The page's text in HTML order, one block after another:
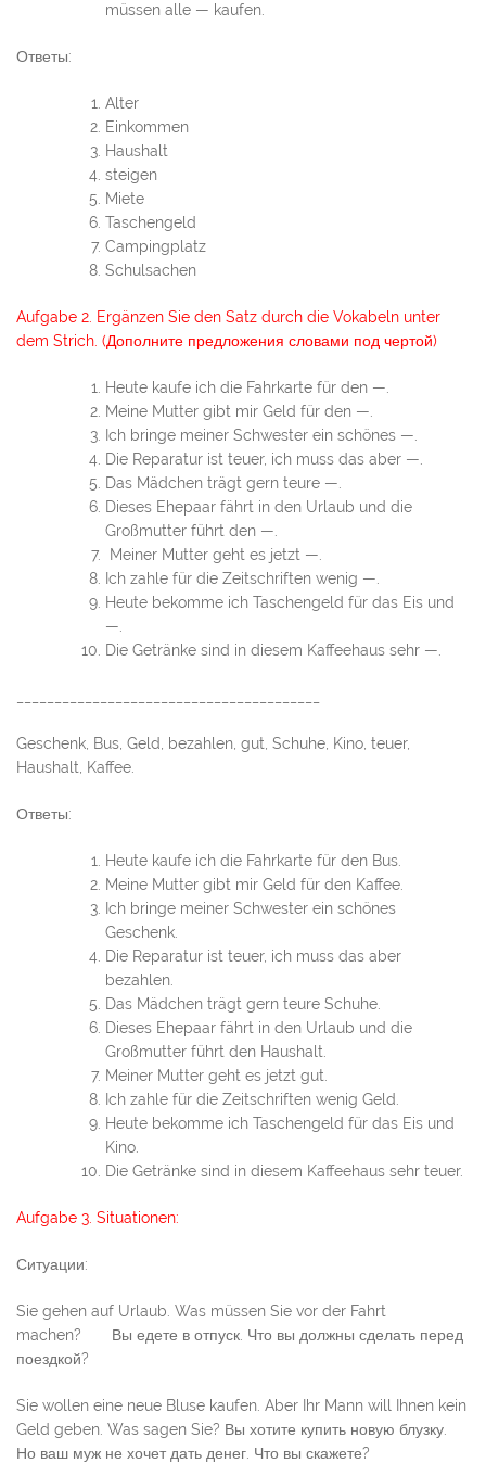
müssen alle — kaufen.
Ответы:
Alter
Einkommen
Haushalt
steigen
Miete
Taschengeld
Campingplatz
Schulsachen
Aufgabe 2. Ergänzen Sie den Satz durch die Vokabeln unter
dem Strich. (Дополните предложения словами под чертой)
Heute kaufe ich die Fahrkarte für den —.
Meine Mutter gibt mir Geld für den —.
Ich bringe meiner Schwester ein schönes —.
Die Reparatur ist teuer, ich muss das aber —.
Das Mädchen trägt gern teure —.
Dieses Ehepaar fährt in den Urlaub und die
Großmutter führt den —.
Meiner Mutter geht es jetzt —.
Ich zahle für die Zeitschriften wenig —.
Heute bekomme ich Taschengeld für das Eis und
—.
Die Getränke sind in diesem Kaffeehaus sehr —.
Geschenk, Bus, Geld, bezahlen, gut, Schuhe, Kino, teuer,
Haushalt, Kaffee.
Ответы:
Heute kaufe ich die Fahrkarte für den Bus.
Meine Mutter gibt mir Geld für den Kaffee.
Ich bringe meiner Schwester ein schönes
Geschenk.
Die Reparatur ist teuer, ich muss das aber
bezahlen.
Das Mädchen trägt gern teure Schuhe.
Dieses Ehepaar fährt in den Urlaub und die
Großmutter führt den Haushalt.
Meiner Mutter geht es jetzt gut.
Ich zahle für die Zeitschriften wenig Geld.
Heute bekomme ich Taschengeld für das Eis und
Kino.
Die Getränke sind in diesem Kaffeehaus sehr teuer.
Aufgabe 3. Situationen:
Ситуации:
Sie gehen auf Urlaub. Was müssen Sie vor der Fahrt
machen? Вы едете в отпуск. Что вы должны сделать перед
поездкой?
Sie wollen eine neue Bluse kaufen. Aber Ihr Mann will Ihnen kein
Geld geben. Was sagen Sie? Вы хотите купить новую блузку.
Но ваш муж не хочет дать денег. Что вы скажете?